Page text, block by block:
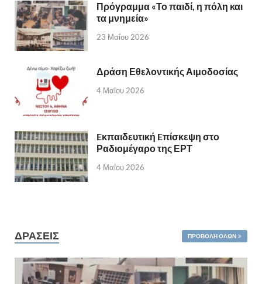
Πρόγραμμα «Το παιδί, η πόλη και
τα μνημεία»
23 Μαΐου 2026
Δράση Εθελοντικής Αιμοδοσίας
4 Μαΐου 2026
Eκπαιδευτική Eπίσκεψη στο
Ραδιομέγαρο της ΕΡΤ
4 Μαΐου 2026
ΔΡΑΣΕΙΣ ΠΡΟΒΟΛΉ ΌΛΩΝ